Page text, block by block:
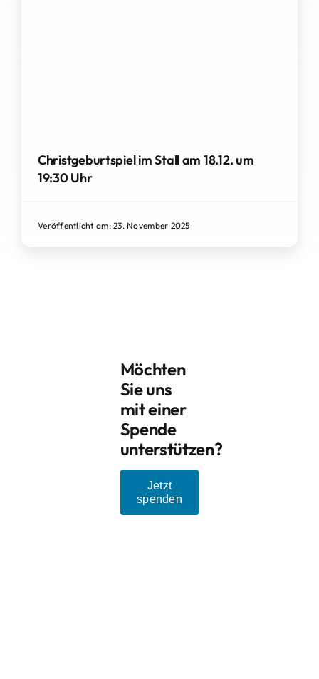
Christgeburtspiel im Stall am 18.12. um
19:30 Uhr
Veröffentlicht am: 23. November 2025
Möchten
Sie uns
mit einer
Spende
unterstützen?
Jetzt
spenden